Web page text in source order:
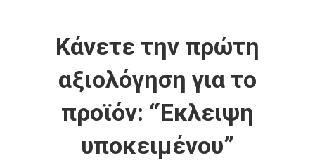
Κάνετε την πρώτη
αξιολόγηση για το
προϊόν: “Έκλειψη
υποκειμένου”